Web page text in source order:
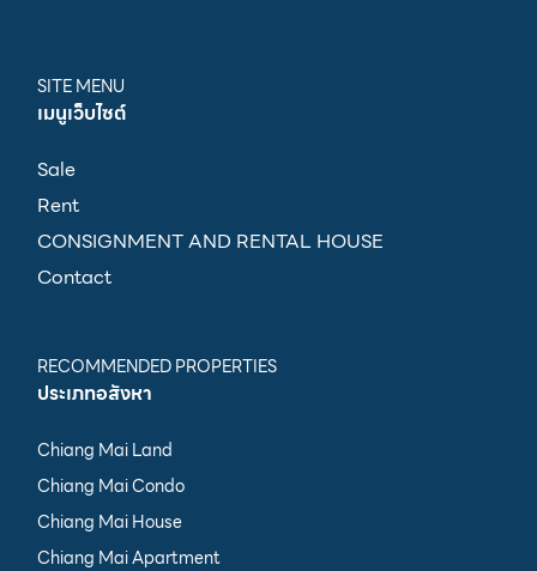
SITE MENU
เมนูเว็บไซต์
Sale
Rent
CONSIGNMENT AND RENTAL HOUSE
Contact
RECOMMENDED PROPERTIES
ประเภทอสังหา
Chiang Mai Land
Chiang Mai Condo
Chiang Mai House
Chiang Mai Apartment